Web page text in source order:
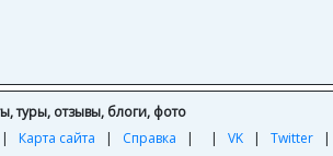
туры, отзывы, блоги, фото
| Карта сайта | Справка | | VK | Twitter |